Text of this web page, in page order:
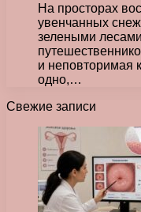
На просторах
увенчанных
зелеными
и неповторимая
одно,…
Свежие записи